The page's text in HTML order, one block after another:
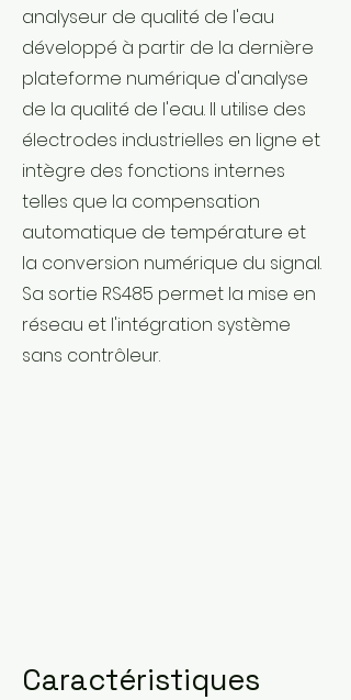
analyseur de qualité de l'eau
développé à partir de la dernière
plateforme numérique d'analyse
de la qualité de l'eau. Il utilise des
électrodes industrielles en ligne et
intègre des fonctions internes
telles que la compensation
automatique de température et
la conversion numérique du signal.
Sa sortie RS485 permet la mise en
réseau et l'intégration système
sans contrôleur.
Caractéristiques